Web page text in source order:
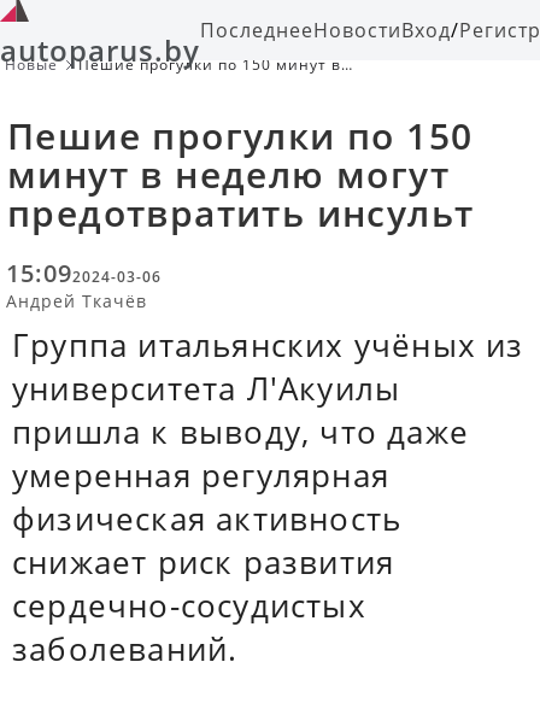
autoparus.byПоследнееНовостиВход/
Новые
Пешие прогулки по 150 минут в
Пешие прогулки по 150
минут в неделю могут
предотвратить инсульт
15:092024-03-06
Андрей Ткачёв
Группа итальянских учёных из
университета Л'Акуилы
пришла к выводу, что даже
умеренная регулярная
физическая активность
снижает риск развития
сердечно-сосудистых
заболеваний.